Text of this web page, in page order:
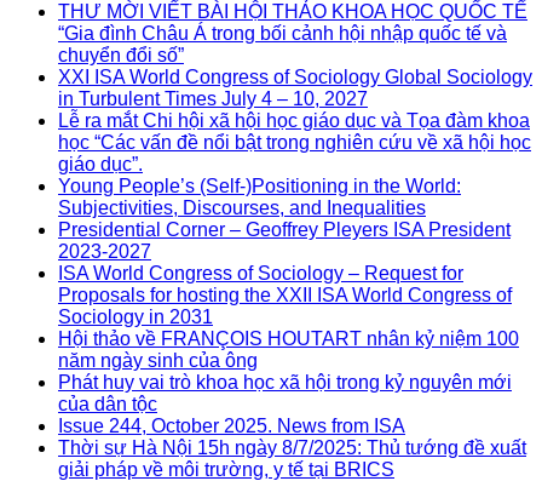
THƯ MỜI VIẾT BÀI HỘI THẢO KHOA HỌC QUỐC TẾ
“Gia đình Châu Á trong bối cảnh hội nhập quốc tế và
chuyển đổi số”
XXI ISA World Congress of Sociology Global Sociology
in Turbulent Times July 4 – 10, 2027
Lễ ra mắt Chi hội xã hội học giáo dục và Tọa đàm khoa
học “Các vấn đề nổi bật trong nghiên cứu về xã hội học
giáo dục”.
Young People’s (Self-)Positioning in the World:
Subjectivities, Discourses, and Inequalities
Presidential Corner – Geoffrey Pleyers ISA President
2023-2027
ISA World Congress of Sociology – Request for
Proposals for hosting the XXII ISA World Congress of
Sociology in 2031
Hội thảo về FRANÇOIS HOUTART nhân kỷ niệm 100
năm ngày sinh của ông
Phát huy vai trò khoa học xã hội trong kỷ nguyên mới
của dân tộc
Issue 244, October 2025. News from ISA
Thời sự Hà Nội 15h ngày 8/7/2025: Thủ tướng đề xuất
giải pháp về môi trường, y tế tại BRICS